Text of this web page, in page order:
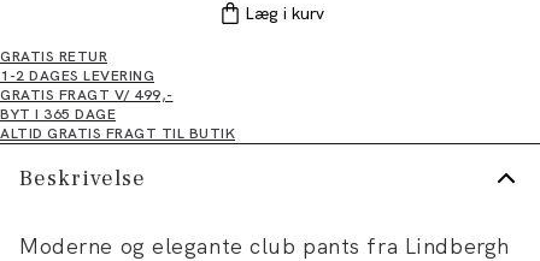
Læg i kurv
GRATIS RETUR
1-2 DAGES LEVERING
GRATIS FRAGT V/ 499,-
BYT I 365 DAGE
ALTID GRATIS FRAGT TIL BUTIK
Beskrivelse
Moderne og elegante club pants fra Lindbergh